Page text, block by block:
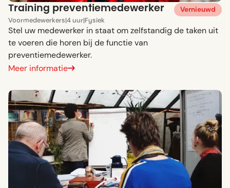
Training preventiemedewerker
Vernieuwd
Voormedewerkers|4 uur|Fysiek
Stel uw medewerker in staat om zelfstandig de taken uit
te voeren die horen bij de functie van
preventiemedewerker.
Meer informatie